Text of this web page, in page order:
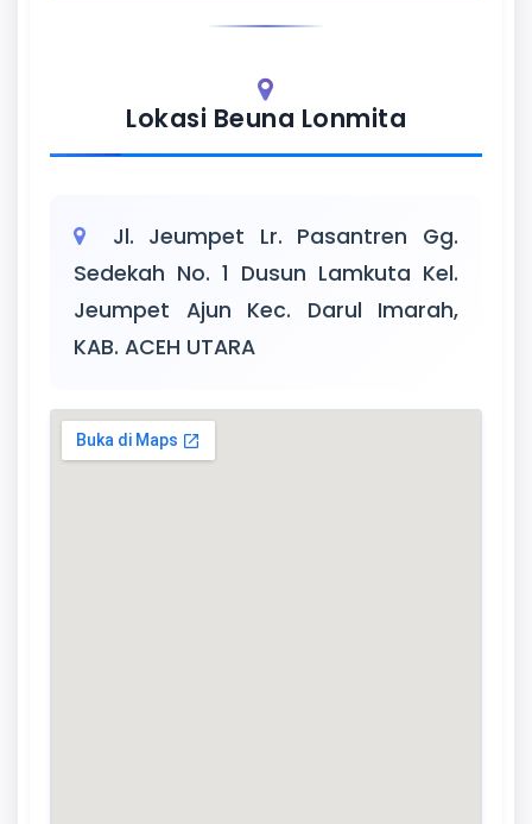
Lokasi Beuna Lonmita
Jl. Jeumpet Lr. Pasantren Gg.
Sedekah No. 1 Dusun Lamkuta Kel.
Jeumpet Ajun Kec. Darul Imarah,
KAB. ACEH UTARA